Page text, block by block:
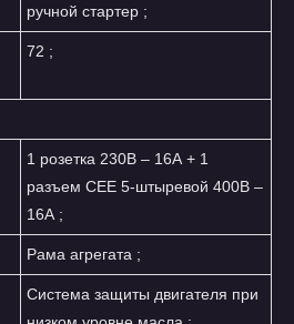
ручной стартер ;
72 ;
1 розетка 230В – 16А + 1
разъем CEE 5-штыревой 400В –
16А ;
Рама агрегата ;
Система защиты двигателя при